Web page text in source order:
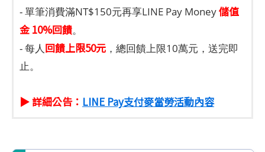
- 單筆消費滿NT$150元再享LINE Pay Money儲值
金 10%回饋。
- 每人 回饋上限50元 ，總回饋上限10萬元，送完即
止。
▶ 詳細公告： LINE Pay支付麥當勞活動內容